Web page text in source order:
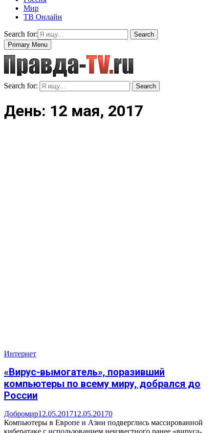
Мир
ТВ Онлайн
Search for:
Search
Primary Menu
Search for: Search
День: 12 мая, 2017
Интернет
«Вирус-вымогатель», поразивший
компьютеры по всему миру, добрался до
России
Добромир12.05.201712.05.20170
Компьютеры в Европе и Азии подверглись массированной
кибератаке с использованием неизвестного ранее «вируса-